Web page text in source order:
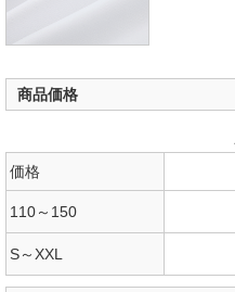
商品価格
価格
110～150
S～XXL